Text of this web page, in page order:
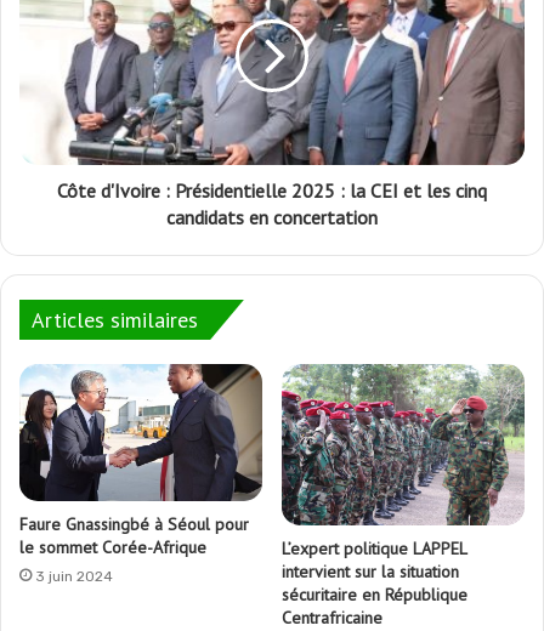
Côte d'Ivoire : Présidentielle 2025 : la CEI et les cinq
candidats en concertation
Articles similaires
Faure Gnassingbé à Séoul pour
le sommet Corée-Afrique
3 juin 2024
L’expert politique LAPPEL
intervient sur la situation
sécuritaire en République
Centrafricaine